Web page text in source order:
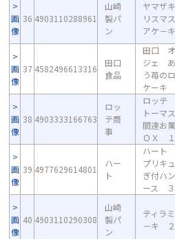
画
像
36 4903110288961
山崎
製パ
ン
ヤマザ
リスマ
アケ－キ
画
像
37 4582496613316
田口
食品
田口
ジェ
う苺の
ケーキ
画
像
38 4903333166763
ロッ
テ商
事
ロッテ
トーマ
間達お
ＯＸ
画
像
39 4977629614801
ハー
ト
ハート
プリキ
ぎ付ハ
ース
画
像
40 4903110290308
山崎
製パ
ン
ティラ
－キ